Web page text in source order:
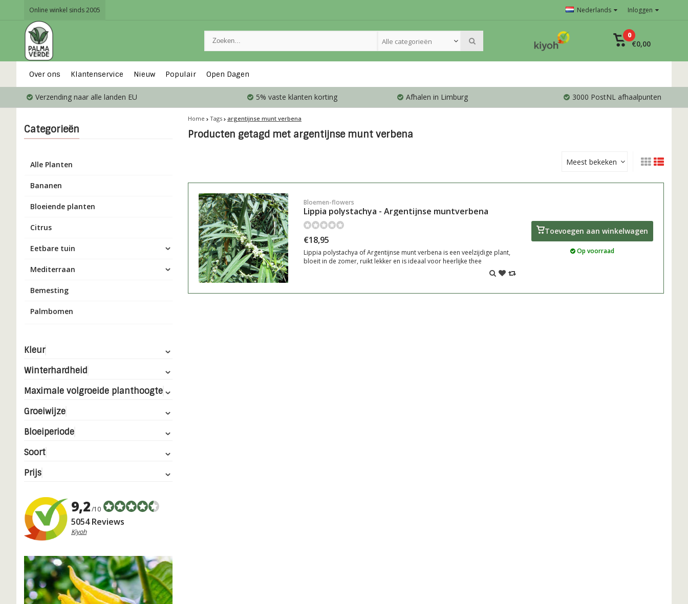
Online winkel sinds 2005 Nederlands Inloggen
Alle categorieën
0
€0,00
Over ons Klantenservice Nieuw Populair Open Dagen
Verzending naar alle landen EU 5% vaste klanten korting Afhalen in Limburg 3000 PostNL afhaalpunten
Categorieën
Alle Planten
Bananen
Bloeiende planten
Citrus
Eetbare tuin
Mediterraan
Bemesting
Palmbomen
Kleur
Winterhardheid
Maximale volgroeide planthoogte
Groeiwijze
Bloeiperiode
Soort
Prijs
9,2/10
5054 Reviews
Kiyoh
Home Tags argentijnse munt verbena
Producten getagd met argentijnse munt verbena
Meest bekeken
Bloemen-flowers
Lippia polystachya - Argentijnse muntverbena
€18,95
Lippia polystachya of Argentijnse munt verbena is een veelzijdige plant,
bloeit in de zomer, ruikt lekker en is ideaal voor heerlijke thee
Toevoegen aan winkelwagen
Op voorraad